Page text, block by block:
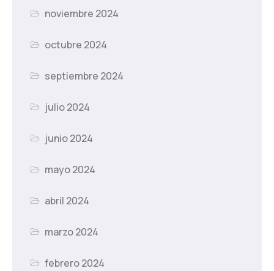
noviembre 2024
octubre 2024
septiembre 2024
julio 2024
junio 2024
mayo 2024
abril 2024
marzo 2024
febrero 2024